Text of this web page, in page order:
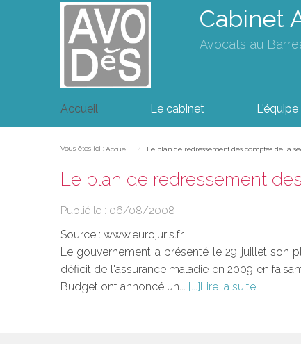
Cabinet
Avocats au
Accueil Le cabinet L'équipe
Vous êtes ici : Accueil Le plan de redressement des comptes de la
Le plan de redressement
Publié le : 06/08/2008
Source : www.eurojuris.fr
Le gouvernement a présenté le 29 juillet son
déficit de l'assurance maladie en 2009 en
Budget ont annoncé un...
Lire la suite